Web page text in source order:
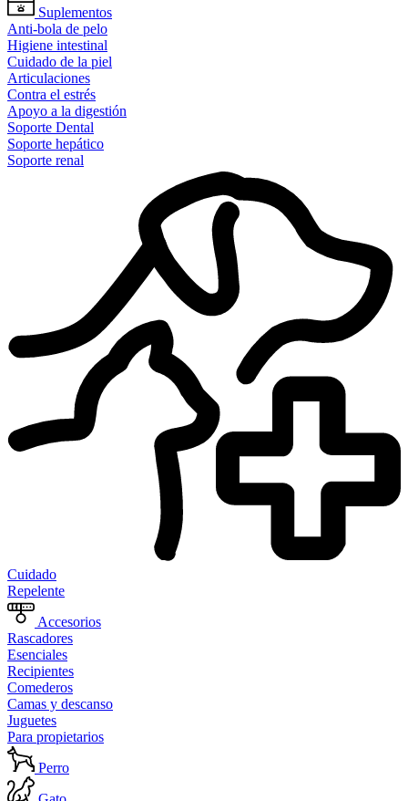
Suplementos
Anti-bola de pelo
Higiene intestinal
Cuidado de la piel
Articulaciones
Contra el estrés
Apoyo a la digestión
Soporte Dental
Soporte hepático
Soporte renal
Cuidado
Repelente
Accesorios
Rascadores
Esenciales
Recipientes
Comederos
Camas y descanso
Juguetes
Para propietarios
Perro